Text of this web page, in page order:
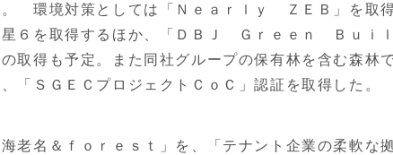
環境対策としては「Ｎｅａｒｌｙ ＺＥＢ」を取
星６を取得するほか、「ＤＢＪ Ｇｒｅｅｎ Ｂｕｉ
取得も予定。また同社グループの保有林を含む森林
「ＳＧＥＣプロジェクトＣｏＣ」認証を取得した。
老名＆ｆｏｒｅｓｔ」を、「テナント企業の柔軟な